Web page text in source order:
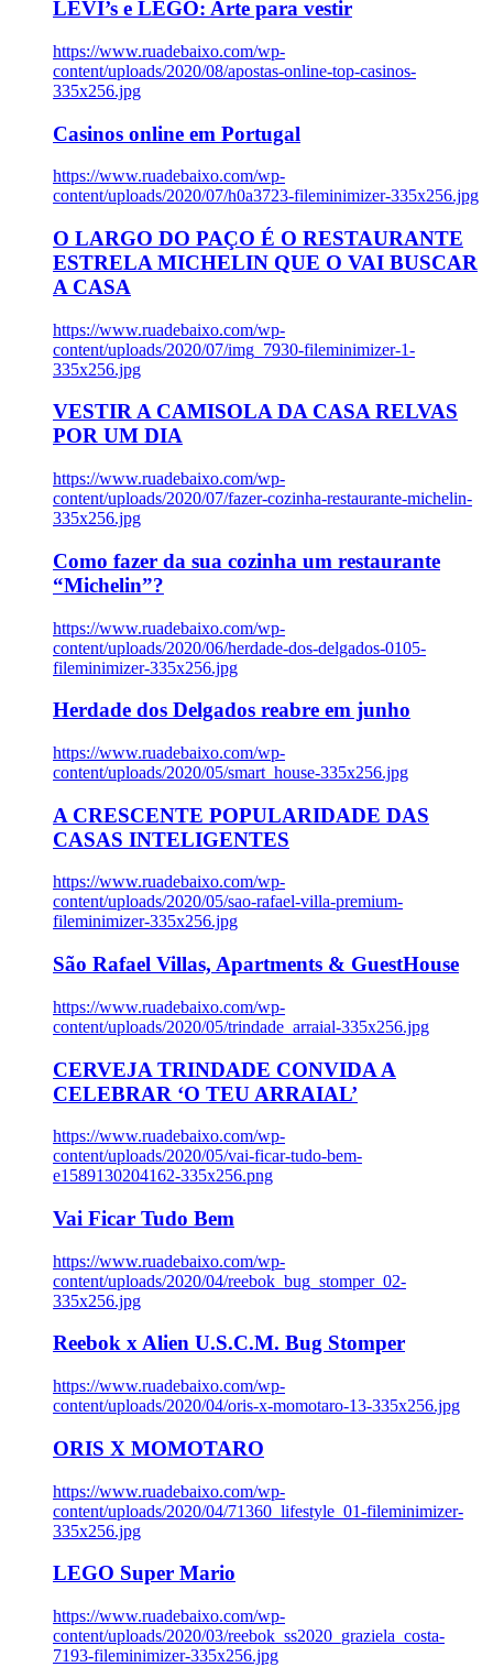
LEVI’s e LEGO: Arte para vestir
https://www.ruadebaixo.com/wp-
content/uploads/2020/08/apostas-online-top-casinos-
335x256.jpg
Casinos online em Portugal
https://www.ruadebaixo.com/wp-
content/uploads/2020/07/h0a3723-fileminimizer-335x256.jpg
O LARGO DO PAÇO É O RESTAURANTE
ESTRELA MICHELIN QUE O VAI BUSCAR
A CASA
https://www.ruadebaixo.com/wp-
content/uploads/2020/07/img_7930-fileminimizer-1-
335x256.jpg
VESTIR A CAMISOLA DA CASA RELVAS
POR UM DIA
https://www.ruadebaixo.com/wp-
content/uploads/2020/07/fazer-cozinha-restaurante-michelin-
335x256.jpg
Como fazer da sua cozinha um restaurante
“Michelin”?
https://www.ruadebaixo.com/wp-
content/uploads/2020/06/herdade-dos-delgados-0105-
fileminimizer-335x256.jpg
Herdade dos Delgados reabre em junho
https://www.ruadebaixo.com/wp-
content/uploads/2020/05/smart_house-335x256.jpg
A CRESCENTE POPULARIDADE DAS
CASAS INTELIGENTES
https://www.ruadebaixo.com/wp-
content/uploads/2020/05/sao-rafael-villa-premium-
fileminimizer-335x256.jpg
São Rafael Villas, Apartments & GuestHouse
https://www.ruadebaixo.com/wp-
content/uploads/2020/05/trindade_arraial-335x256.jpg
CERVEJA TRINDADE CONVIDA A
CELEBRAR ‘O TEU ARRAIAL’
https://www.ruadebaixo.com/wp-
content/uploads/2020/05/vai-ficar-tudo-bem-
e1589130204162-335x256.png
Vai Ficar Tudo Bem
https://www.ruadebaixo.com/wp-
content/uploads/2020/04/reebok_bug_stomper_02-
335x256.jpg
Reebok x Alien U.S.C.M. Bug Stomper
https://www.ruadebaixo.com/wp-
content/uploads/2020/04/oris-x-momotaro-13-335x256.jpg
ORIS X MOMOTARO
https://www.ruadebaixo.com/wp-
content/uploads/2020/04/71360_lifestyle_01-fileminimizer-
335x256.jpg
LEGO Super Mario
https://www.ruadebaixo.com/wp-
content/uploads/2020/03/reebok_ss2020_graziela_costa-
7193-fileminimizer-335x256.jpg